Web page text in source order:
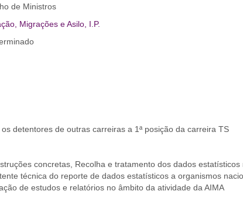
de Ministros
Migrações e Asilo, I.P.
detentores de outras carreiras a 1ª posição da carreira TS
concretas, Recolha e tratamento dos dados
técnica do reporte de dados estatísticos a organismos
de estudos e relatórios no âmbito da atividade da AIMA